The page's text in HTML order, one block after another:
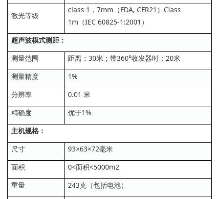
激光等级
class 1，7mm（FDA, CFR21）Class
1m（IEC 60825-1:2001）
超声波模式测距：
测量范围
距离：30米；带360°收发器时：20米
测量精度
1%
分辨率
0.01 米
精确度
优于1%
主机规格：
尺寸
93×63×72毫米
面积
0<面积<5000m2
重量
243克（包括电池）